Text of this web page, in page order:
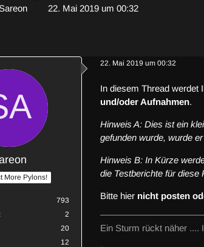
22. Mai 2019 um 00:32
More Pylons!
793
2
20
12
22. Mai 2019 um 00:32
In diesem Thread werdet
und/oder Aufnahmen.
Hinweis A: Dies ist ein
gefunden wurde, wurde
Hinweis B: In Kürze
die Testberichte für diese
Bitte hier nicht posten
Ein Sturm rückt näher ....